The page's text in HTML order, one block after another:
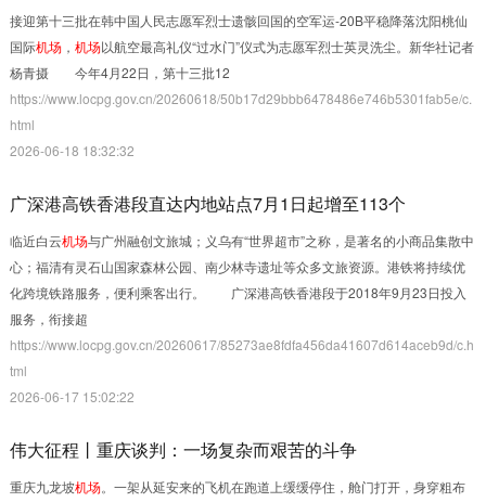
接迎第十三批在韩中国人民志愿军烈士遗骸回国的空军运-20B平稳降落沈阳桃仙
国际机场， 机场以航空最高礼仪“过水门”仪式为志愿军烈士英灵洗尘。新华社记者
杨青摄 今年4月22日，第十三批12
https://www.locpg.gov.cn/20260618/50b17d29bbb6478486e746b5301fab5e/c.
html
2026-06-18 18:32:32
广深港高铁香港段直达内地站点7月1日起增至113个
临近白云机场与广州融创文旅城；义乌有“世界超市”之称，是著名的小商品集散中
心；福清有灵石山国家森林公园、南少林寺遗址等众多文旅资源。港铁将持续优
化跨境铁路服务，便利乘客出行。 广深港高铁香港段于2018年9月23日投入
服务，衔接超
https://www.locpg.gov.cn/20260617/85273ae8fdfa456da41607d614aceb9d/c.h
tml
2026-06-17 15:02:22
伟大征程丨重庆谈判：一场复杂而艰苦的斗争
重庆九龙坡机场。一架从延安来的飞机在跑道上缓缓停住，舱门打开，身穿粗布